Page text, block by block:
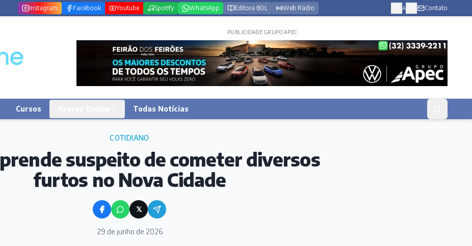
Instagram Facebook Youtube Spotify WhatsApp Editora BOL Web Rádio A Contato
PUBLICIDADE GRUPO APEC
Cursos Todas Notícias
COTIDIANO
suspeito de cometer diversos
furtos no Nova Cidade
𝕏
29 de junho de 2026